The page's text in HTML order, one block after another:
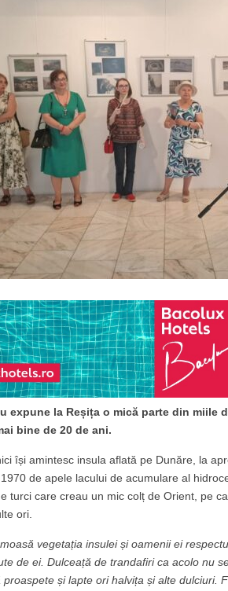
expune la Reșița o mică parte din miile
bine de 20 de ani.
își amintesc insula aflată pe Dunăre, la
de apele lacului de acumulare al
turci care creau un mic colț de Orient, pe
ori.
vegetația insulei și oamenii ei
de ei. Dulceață de trandafiri ca acolo nu
proaspete și lapte ori halvița și alte dulciuri.